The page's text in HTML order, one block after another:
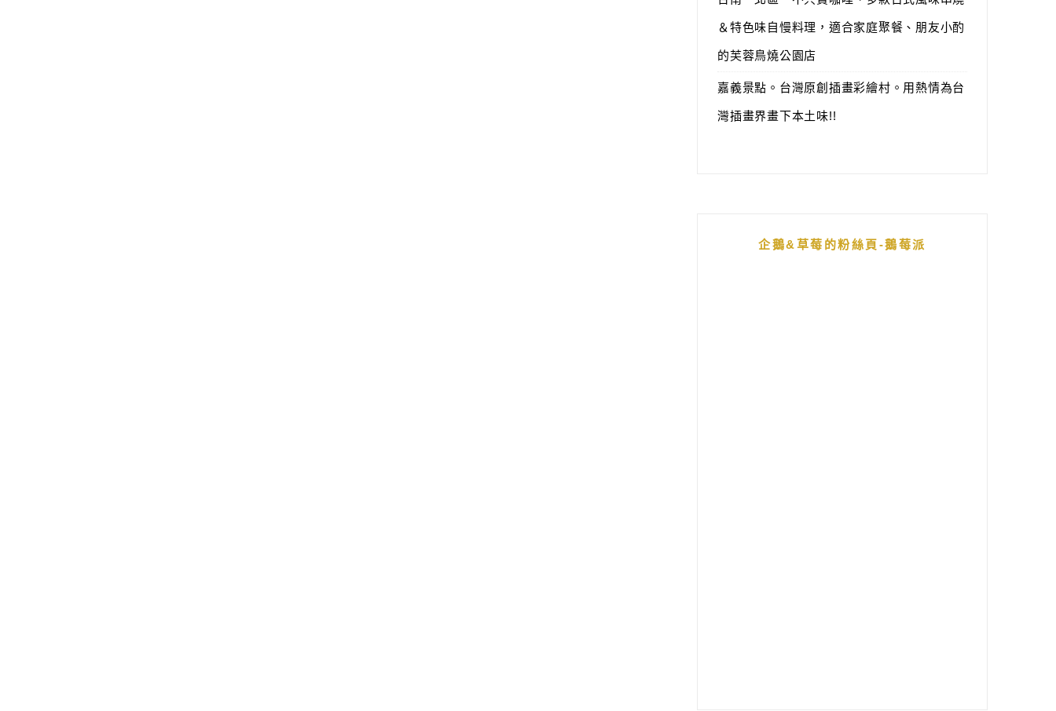
＆特色味自慢料理，適合家庭聚餐、朋友小酌
的芙蓉鳥燒公園店
嘉義景點。台灣原創插畫彩繪村。用熱情為台
灣插畫界畫下本土味!!
企鵝&草莓的粉絲頁-鵝莓派